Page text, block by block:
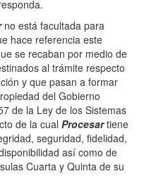
no está facultada para
hace referencia este
se recaban por medio de
al trámite respecto
y que pasan a formar
del Gobierno
de la Ley de los Sistemas
de la cual Procesartiene
seguridad, fidelidad,
así como de
Cuarta y Quinta de su